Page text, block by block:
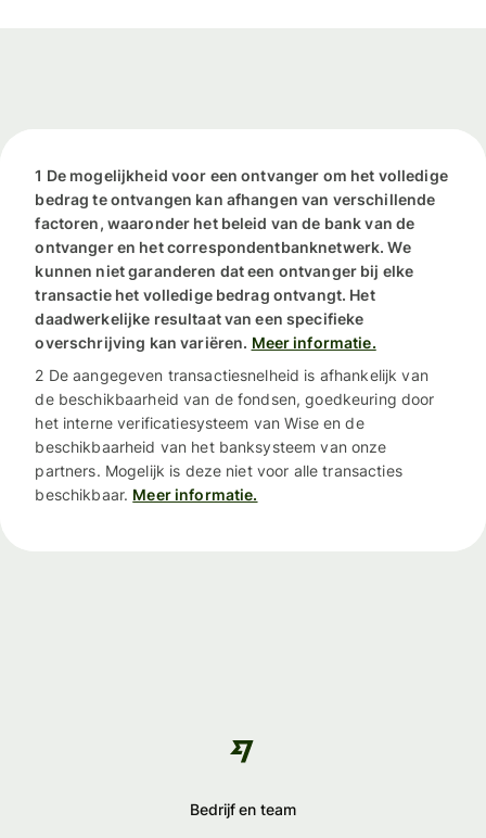
1 De mogelijkheid voor een ontvanger om het volledige
bedrag te ontvangen kan afhangen van verschillende
factoren, waaronder het beleid van de bank van de
ontvanger en het correspondentbanknetwerk. We
kunnen niet garanderen dat een ontvanger bij elke
transactie het volledige bedrag ontvangt. Het
daadwerkelijke resultaat van een specifieke
overschrijving kan variëren. Meer informatie.
2 De aangegeven transactiesnelheid is afhankelijk van
de beschikbaarheid van de fondsen, goedkeuring door
het interne verificatiesysteem van Wise en de
beschikbaarheid van het banksysteem van onze
partners. Mogelijk is deze niet voor alle transacties
beschikbaar. Meer informatie.
Bedrijf en team